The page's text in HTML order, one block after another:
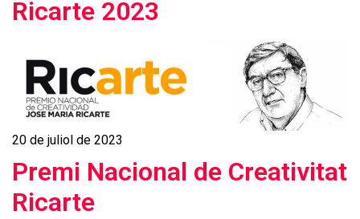
Ricarte 2023
20 de juliol de 2023
Premi Nacional de Creativitat
Ricarte